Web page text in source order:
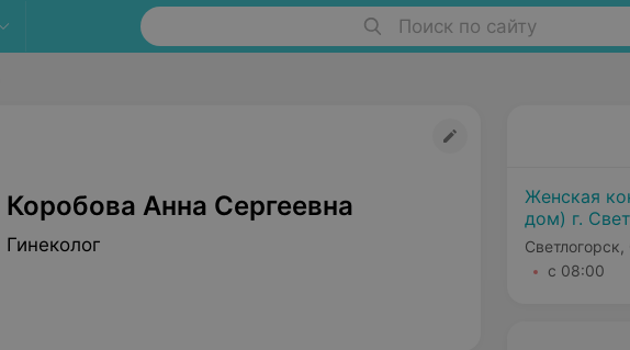
Поиск по сайту
Коробова Анна Сергеевна
Гинеколог
Женская
дом) г.
с 08:00